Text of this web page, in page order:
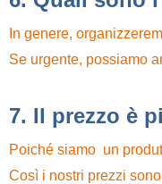
In genere,
Se urgente, possiamo
7. Il prezzo è
Poiché siamo un
Così i nostri prezzi